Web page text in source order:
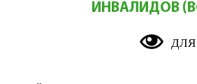
ИНВАЛИДОВ